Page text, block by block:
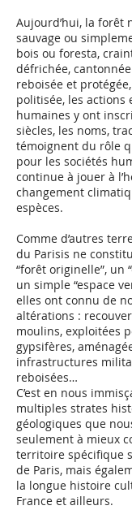
Aujourd’hui, la forêt
sauvage ou
bois ou foresta,
défrichée,
reboisée et
politisée, les actions
humaines y ont
siècles, les noms,
témoignent du rôle
pour les sociétés
continue à jouer à
changement
espèces.
Comme d’autres
du Parisis ne
“forêt originelle”, un
un simple “espace
elles ont connu de
altérations :
moulins, exploitées
gypsifères,
infrastructures
reboisées…
C’est en nous
multiples strates
géologiques que
seulement à mieux
territoire spécifique
de Paris, mais
la longue histoire
France et ailleurs.